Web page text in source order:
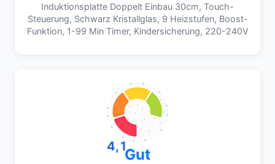
Induktionsplatte Doppelt Einbau 30cm, Touch-
Steuerung, Schwarz Kristallglas, 9 Heizstufen, Boost-
Funktion, 1-99 Min Timer, Kindersicherung, 220-240V
4,1Gut